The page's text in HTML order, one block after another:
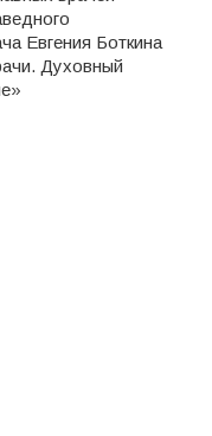
Евгения Боткина
Духовный